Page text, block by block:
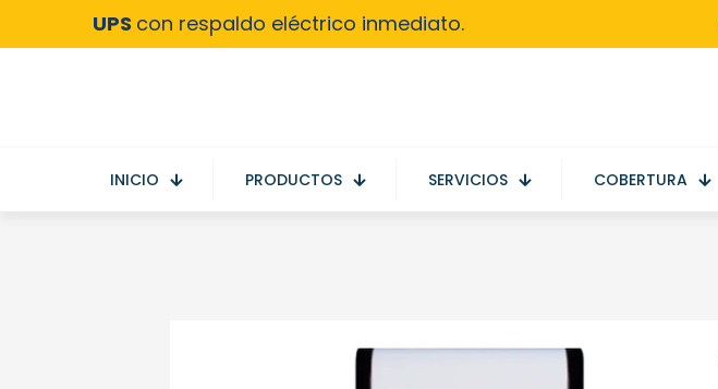
UPS con respaldo eléctrico inmediato.
INICIO PRODUCTOS SERVICIOS COBERTURA